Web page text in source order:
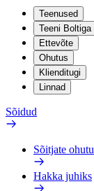
Teenused
Teeni Boltiga
Ettevõte
Ohutus
Klienditugi
Linnad
Sõidud
Sõitjate
Hakka juhiks